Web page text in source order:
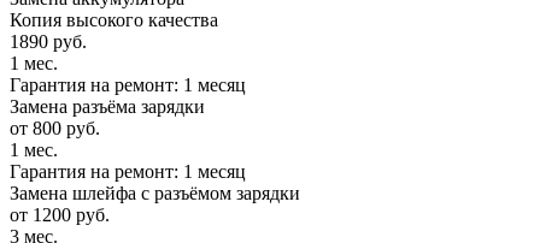
Копия высокого качества
1890 руб.
1 мес.
Гарантия на ремонт: 1 месяц
Замена разъёма зарядки
от 800 руб.
1 мес.
Гарантия на ремонт: 1 месяц
Замена шлейфа с разъёмом зарядки
от 1200 руб.
3 мес.